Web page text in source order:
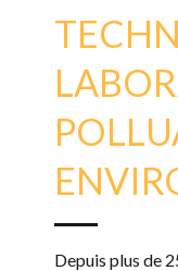
Depuis plus de